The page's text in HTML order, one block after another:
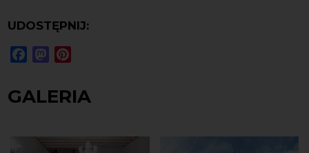
UDOSTĘPNIJ:
FacebookMastodon
GALERIA